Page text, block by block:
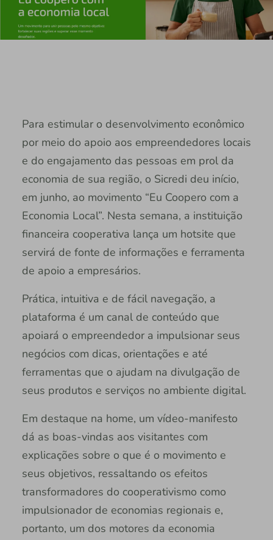
Para estimular o desenvolvimento econômico
por meio do apoio aos empreendedores locais
e do engajamento das pessoas em prol da
economia de sua região, o Sicredi deu início,
em junho, ao movimento “Eu Coopero com a
Economia Local”. Nesta semana, a instituição
financeira cooperativa lança um hotsite que
servirá de fonte de informações e ferramenta
de apoio a empresários.
Prática, intuitiva e de fácil navegação, a
plataforma é um canal de conteúdo que
apoiará o empreendedor a impulsionar seus
negócios com dicas, orientações e até
ferramentas que o ajudam na divulgação de
seus produtos e serviços no ambiente digital.
Em destaque na home, um vídeo-manifesto
dá as boas-vindas aos visitantes com
explicações sobre o que é o movimento e
seus objetivos, ressaltando os efeitos
transformadores do cooperativismo como
impulsionador de economias regionais e,
portanto, um dos motores da economia